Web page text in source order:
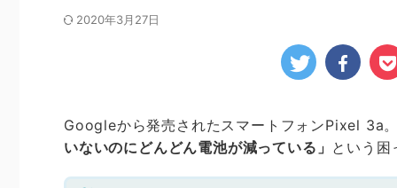
2020年3月27日
Googleから発売されたスマートフォンPixel 3a
いないのにどんどん電池が減っている」 という困